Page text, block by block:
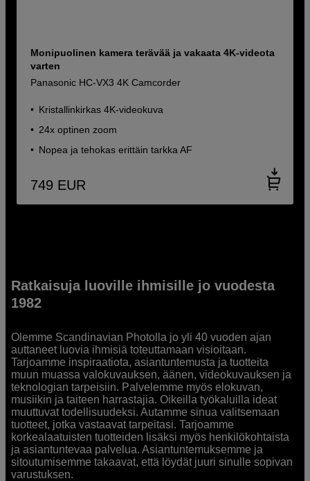
Monipuolinen kamera terävää ja vakaata 4K-videota
varten
Panasonic HC-VX3 4K Camcorder
Kristallinkirkas 4K-videokuva
24x optinen zoom
Nopea ja tehokas erittäin tarkka AF
749 EUR
Ratkaisuja luoville ihmisille jo vuodesta
1982
Olemme Scandinavian Photolla jo yli 40 vuoden ajan
auttaneet luovia ihmisiä toteuttamaan visioitaan.
Tarjoamme inspiraatiota, asiantuntemusta ja tuotteita
muun muassa valokuvauksen, äänen, videokuvauksen ja
teknologian tarpeisiin. Palvelemme myös elokuvan,
musiikin ja taiteen harrastajia. Oikeilla työkaluilla ideat
muuttuvat todellisuudeksi. Autamme sinua valitsemaan
tuotteet, jotka vastaavat tarpeitasi. Tarjoamme
korkealaatuisten tuotteiden lisäksi myös henkilökohtaista
ja asiantuntevaa palvelua. Asiantuntemuksemme ja
sitoutumisemme takaavat, että löydät juuri sinulle sopivan
varustuksen.